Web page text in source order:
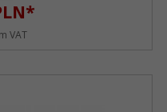
VAT